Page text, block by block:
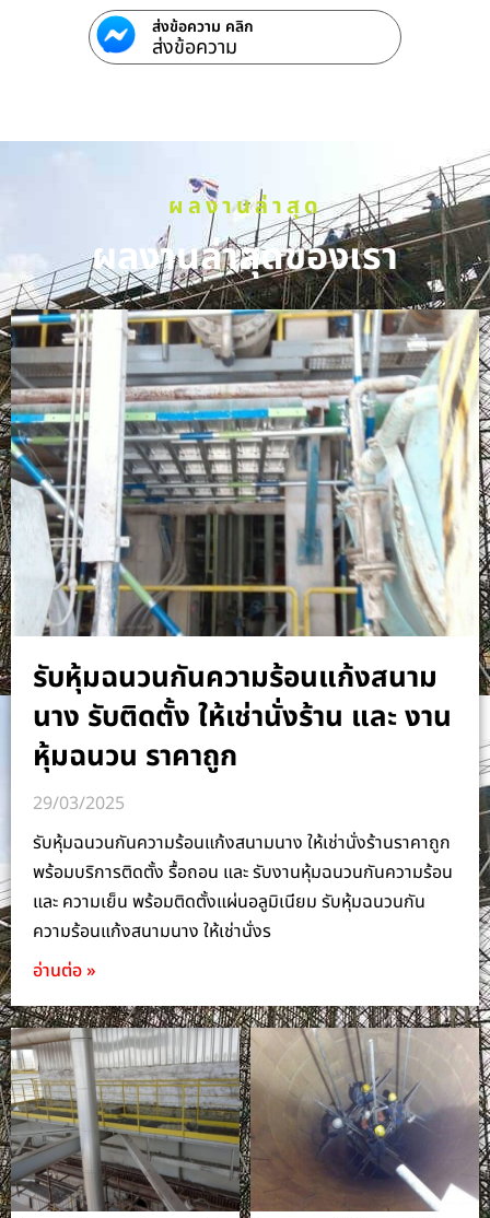
ส่งข้อความ คลิก
ส่งข้อความ
ผลงานล่าสุด
ผลงานล่าสุดของเรา
รับหุ้มฉนวนกันความร้อนแก้งสนาม
นาง รับติดตั้ง ให้เช่านั่งร้าน และ งาน
หุ้มฉนวน ราคาถูก
29/03/2025
รับหุ้มฉนวนกันความร้อนแก้งสนามนาง ให้เช่านั่งร้านราคาถูก
พร้อมบริการติดตั้ง รื้อถอน และ รับงานหุ้มฉนวนกันความร้อน
และ ความเย็น พร้อมติดตั้งแผ่นอลูมิเนียม รับหุ้มฉนวนกัน
ความร้อนแก้งสนามนาง ให้เช่านั่งร
อ่านต่อ »